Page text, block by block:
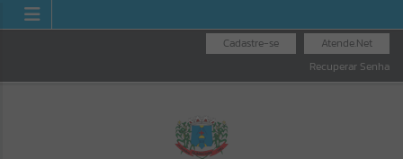
Atende.Net
Cadastre-se
Recuperar Senha